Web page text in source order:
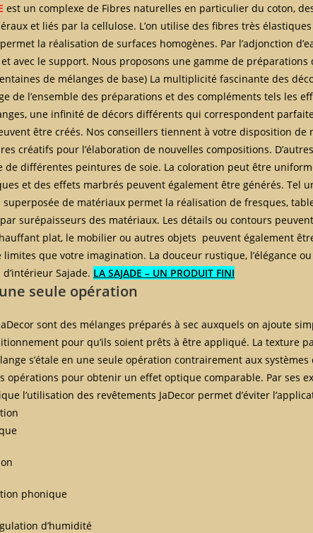
est un complexe de Fibres naturelles en particulier du coton,
et liés par la cellulose. L’on utilise des fibres très
la réalisation de surfaces homogènes. Par l’adjonction
avec le support. Nous proposons une gamme de préparations
de mélanges de base) La multiplicité fascinante des
de l’ensemble des préparations et des compléments tels les
une infinité de décors différents qui correspondent
être créés. Nos conseillers tiennent à votre disposition de
créatifs pour l’élaboration de nouvelles compositions.
de différentes peintures de soie. La coloration peut être
et des effets marbrés peuvent également être générés. Tel
de matériaux permet la réalisation de fresques,
surépaisseurs des matériaux. Les détails ou contours
plat, le mobilier ou autres objets peuvent également
limites que votre imagination. La douceur rustique, l’élégance
Sajade. LA SAJADE – UN PRODUIT FINI
seule opération
sont des mélanges préparés à sec auxquels on ajoute
pour qu’ils soient prêts à être appliqué. La texture
s’étale en une seule opération contrairement aux
opérations pour obtenir un effet optique comparable. Par ses
l’utilisation des revêtements JaDecor permet d’éviter
phonique
d’humidité